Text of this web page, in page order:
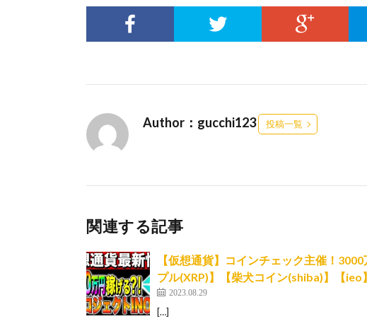
Author：gucchi123 投稿一覧
関連する記事
【仮想通貨】コインチェック主催！
プル(XRP)】【柴犬コイン(shiba)】【ieo
2023.08.29
[…]